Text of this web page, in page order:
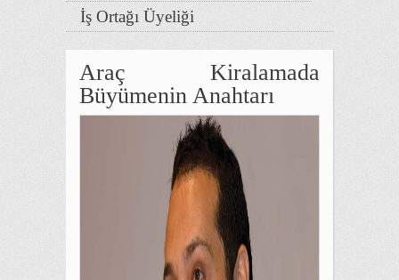
İş Ortağı Üyeliği
Araç Kiralamada
Büyümenin Anahtarı